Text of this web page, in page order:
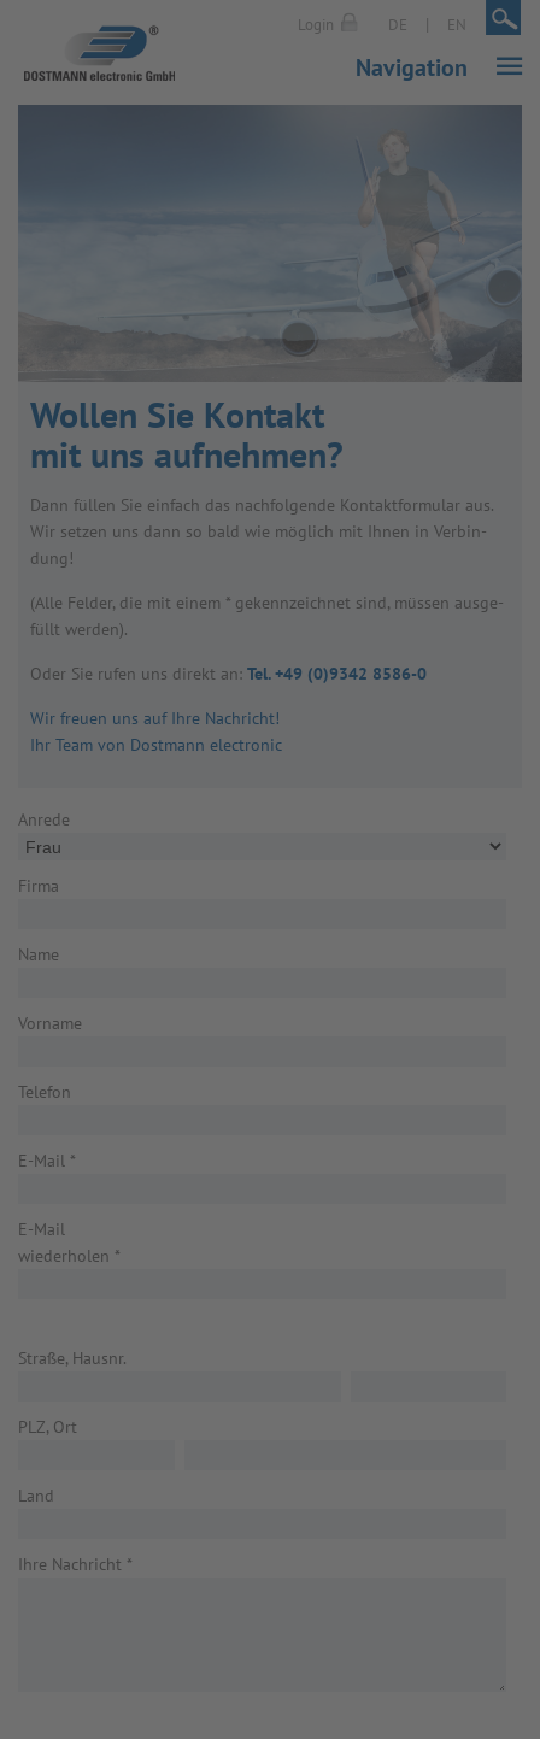
Login DE | EN |
Navigation
Wol­len Sie Kon­takt
mit uns auf­neh­men?
Dann fül­len Sie ein­fach das nach­fol­gende Kon­takt­for­mu­lar aus.
Wir set­zen uns dann so bald wie mög­lich mit Ihnen in Ver­bin­
dung!
(Alle Fel­der, die mit einem * gekenn­zeich­net sind, müs­sen aus­ge­
füllt wer­den).
Oder Sie rufen uns direkt an: Tel. +49 (0)9342 8586-0
Wir freuen uns auf Ihre Nachricht!
Ihr Team von Dostmann electronic
Anrede
Firma
Name
Vorname
Telefon
E-Mail *
E-Mail
wiederholen *
Straße, Hausnr.
PLZ, Ort
Land
Ihre Nachricht *